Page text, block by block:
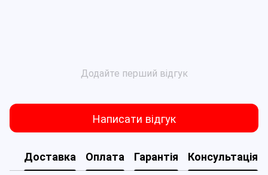
Додайте перший відгук
Написати відгук
Доставка Оплата Гарантія Консультація